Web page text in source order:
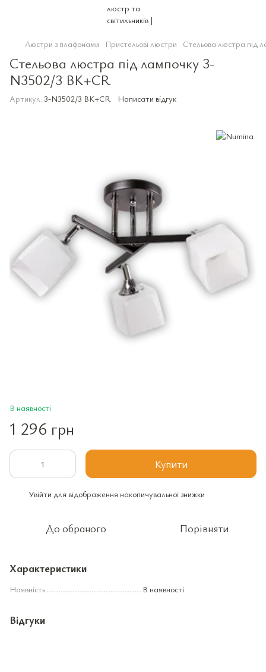
Люстри з плафонами Пристельові люстри Стельова люстра під
Стельова люстра під лампочку 3-
N3502/3 BK+CR
Артикул: 3-N3502/3 BK+CR Написати відгук
В наявності
1 296 грн
Купити
Увійти для відображення накопичувальної знижки
До обраного Порівняти
Характеристики
Наявність В наявності
Відгуки